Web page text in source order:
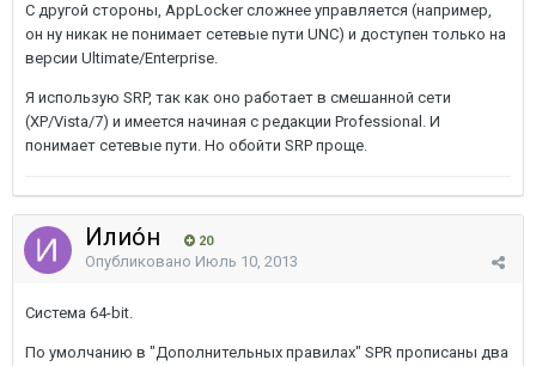
С другой стороны, AppLocker сложнее управляется (например,
он ну никак не понимает сетевые пути UNC) и доступен только на
версии Ultimate/Enterprise.
Я использую SRP, так как оно работает в смешанной сети
(XP/Vista/7) и имеется начиная с редакции Professional. И
понимает сетевые пути. Но обойти SRP проще.
Илио́н 20
Опубликовано Июль 10, 2013
Система 64-bit.
По умолчанию в "Дополнительных правилах" SPR прописаны два